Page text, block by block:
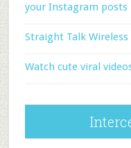
your Instagram posts
Straight Talk
Watch cute viral